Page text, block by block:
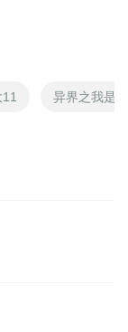
不止兮，众枉聚而
谔謣。 伤诚是之
伯数谏而至醢兮，
而源竭兮，木去根
。 已矣哉！ 独不
异界之我是